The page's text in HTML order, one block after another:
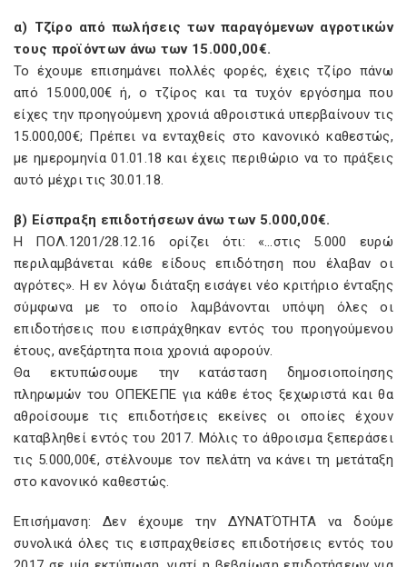
α) Τζίρο από πωλήσεις των παραγόμενων αγροτικών
τους προϊόντων άνω των 15.000,00€.
Το έχουμε επισημάνει πολλές φορές, έχεις τζίρο πάνω
από 15.000,00€ ή, ο τζίρος και τα τυχόν εργόσημα που
είχες την προηγούμενη χρονιά αθροιστικά υπερβαίνουν τις
15.000,00€; Πρέπει να ενταχθείς στο κανονικό καθεστώς,
με ημερομηνία 01.01.18 και έχεις περιθώριο να το πράξεις
αυτό μέχρι τις 30.01.18.
β) Είσπραξη επιδοτήσεων άνω των 5.000,00€.
Η ΠΟΛ.1201/28.12.16 ορίζει ότι: «…στις 5.000 ευρώ
περιλαμβάνεται κάθε είδους επιδότηση που έλαβαν οι
αγρότες». Η εν λόγω διάταξη εισάγει νέο κριτήριο ένταξης
σύμφωνα με το οποίο λαμβάνονται υπόψη όλες οι
επιδοτήσεις που εισπράχθηκαν εντός του προηγούμενου
έτους, ανεξάρτητα ποια χρονιά αφορούν.
Θα εκτυπώσουμε την κατάσταση δημοσιοποίησης
πληρωμών του ΟΠΕΚΕΠΕ για κάθε έτος ξεχωριστά και θα
αθροίσουμε τις επιδοτήσεις εκείνες οι οποίες έχουν
καταβληθεί εντός του 2017. Μόλις το άθροισμα ξεπεράσει
τις 5.000,00€, στέλνουμε τον πελάτη να κάνει τη μετάταξη
στο κανονικό καθεστώς.
Επισήμανση: Δεν έχουμε την ΔΥΝΑΤΌΤΗΤΑ να δούμε
συνολικά όλες τις εισπραχθείσες επιδοτήσεις εντός του